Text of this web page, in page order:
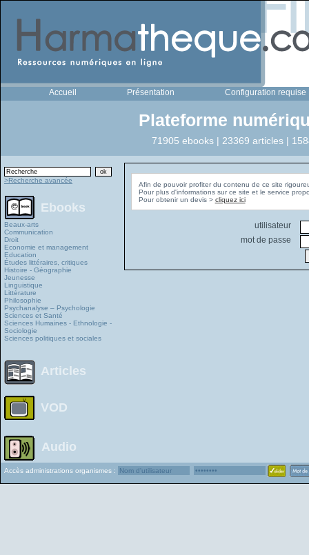
Accueil Présentation Configuration requise
Plateforme
71905 ebooks | 23369 articles |
>Recherche avancée
Ebooks
Beaux-arts
Communication
Droit
Economie et management
Education
Études littéraires, critiques
Histoire - Géographie
Jeunesse
Linguistique
Littérature
Philosophie
Psychanalyse – Psychologie
Sciences et Santé
Sciences Humaines - Ethnologie -
Sociologie
Sciences politiques et sociales
Articles
VOD
Audio
Afin de pouvoir profiter du contenu de ce site
Pour plus d'informations sur ce site et le service
Pour obtenir un devis > cliquez ici
utilisateur
mot de passe
Accès administrations organismes :